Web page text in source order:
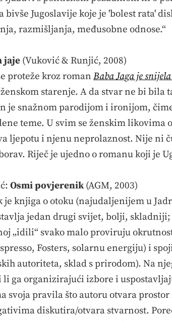
bivše Jugoslavije koje je 'bolest rata'
razmišljanja, međusobne odnose.“
jaje (Vuković & Runjić, 2008)
proteže kroz roman Baba Jaga je
starenje. A da stvar ne bi bila
je snažnom parodijom i ironijom,
teme. U svim se ženskim likovima
ljepotu i njenu neprolaznost. Nije ni
Riječ je ujedno o romanu koji je
Osmi povjerenik(AGM, 2003)
je knjiga o otoku (najudaljenijem u
jedan drugi svijet, bolji,
„idili“ svako malo proviruju
Fosters, solarnu energiju) i
autoriteta, sklad s prirodom). Na
li ga organizirajući izbore i
svoja pravila što autoru otvara
diskutira/otvara stvarnost.